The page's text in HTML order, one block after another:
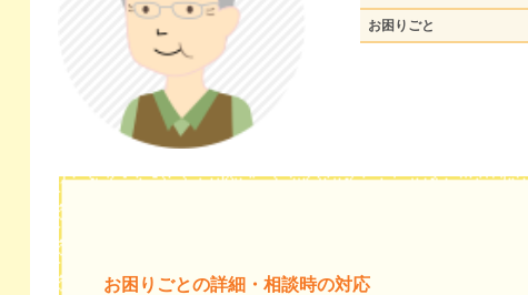
お困りごと
お困りごとの詳細・相談時の対応